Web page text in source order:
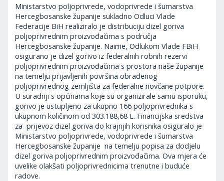
Ministarstvo poljoprivrede, vodoprivrede i šumarstva
Hercegbosanske županije sukladno Odluci Vlade
Federacije BiH realiziralo je distribuciju dizel goriva
poljoprivrednim proizvođačima s područja
Hercegbosanske županije. Naime, Odlukom Vlade FBiH
osigurano je dizel gorivo iz federalnih robnih rezervi
poljoprivrednim proizvođačima s prostora naše županije
na temelju prijavljenih površina obrađenog
poljoprivrednog zemljišta za federalne novčane potpore.
U suradnji s općinama koje su organizirale samu isporuku,
gorivo je ustupljeno za ukupno 166 poljoprivrednika s
ukupnom količinom od 303.188,68 L. Financijska sredstva
za prijevoz dizel goriva do krajnjih korisnika osiguralo je
Ministarstvo poljoprivrede, vodoprivrede i šumarstva
Hercegbosanske županije na temelju popisa za dodjelu
dizel goriva poljoprivrednim proizvođačima. Ova mjera će
uvelike olakšati poljoprivrednicima trenutne i buduće
radove.